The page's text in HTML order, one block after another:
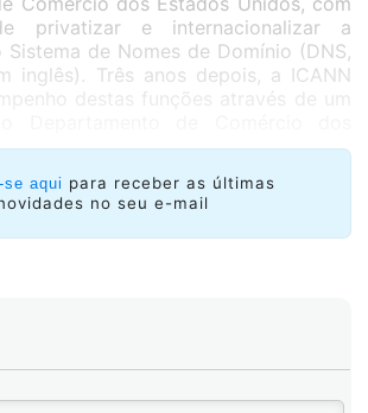
privatizar e internacionalizar a
de Nomes de Domínio (DNS,
inglês). Três anos depois, a ICANN
destas funções através de um
seja a responsável de executar essas
o trabalho é possível no contexto
com diferentes grupos de
de protocolo, a ICANN realiza
em coordenação com o IETF –
se aqui para receber as últimas
no seu e-mail